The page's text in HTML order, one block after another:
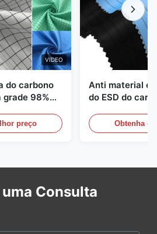
VIDEO
do carbono
grade 98%
preço
Anti material
do ESD do
Obtenha o
Consulta